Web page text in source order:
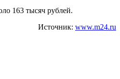
163 тысяч рублей.
Источник: www.m24.ru